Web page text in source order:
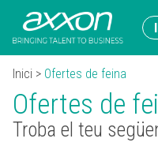
Inici > Ofertes de feina
Ofertes de
Troba el teu